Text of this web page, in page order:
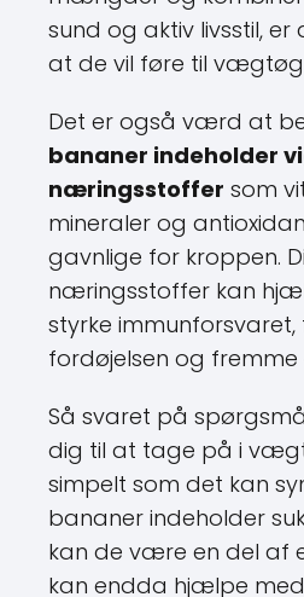
sund og aktiv livsstil,
at de vil føre til
Det er også værd at
bananer indeholder
næringsstoffer
som
mineraler og
gavnlige for kroppen.
næringsstoffer kan
styrke immunforsvaret,
fordøjelsen og fremme
Så svaret på
dig til at tage på i
simpelt som det kan
bananer indeholder
kan de være en del af
kan endda hjælpe